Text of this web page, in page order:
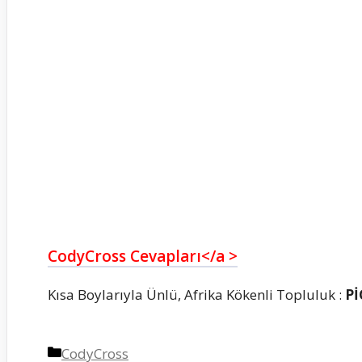
CodyCross Cevapları</a >
Kısa Boylarıyla Ünlü, Afrika Kökenli Topluluk :
Kategoriler
CodyCross